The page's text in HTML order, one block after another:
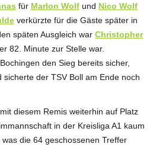
für Marlon Wolf und Nico Wolf
verkürzte für die Gäste später in
späten Ausgleich war Christopher
82. Minute zur Stelle war.
den Sieg bereits sicher,
der TSV Boll am Ende noch
diesem Remis weiterhin auf Platz
in der Kreisliga A1 kaum
die 64 geschossenen Treffer